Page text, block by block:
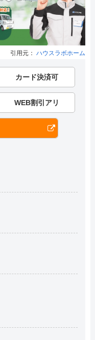
引用元： ハウスラボホーム
カード決済可
WEB割引アリ